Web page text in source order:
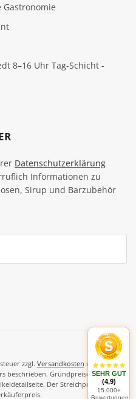
8–16 Uhr Tag-Schicht -
Datenschutzerklärung
Informationen zu
Sirup und Barzubehör
zzgl. Versandkosten und ggf.
beschrieben. Grundpreise und Preise
Der Streichpreis ist der
SEHR GUT
(4,9)
15.000+
Bewertungen